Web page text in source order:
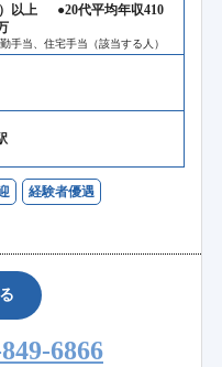
）以上 ●20代平均年収410
手当、住宅手当（該当する人）
経験者優遇
6866